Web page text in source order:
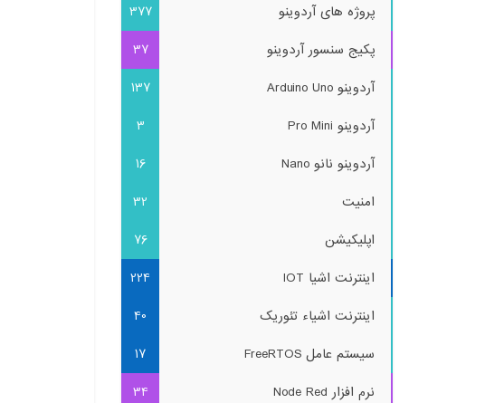
پروژه های آردوینو
377
پکیج سنسور آردوینو
37
آردوینو Arduino Uno
137
آردوینو Pro Mini
3
آردوینو نانو Nano
16
امنیت
32
اپلیکیشن
76
اینترنت اشیا IOT
224
اینترنت اشیاء تئوریک
40
سیستم عامل FreeRTOS
17
نرم افزار Node Red
34